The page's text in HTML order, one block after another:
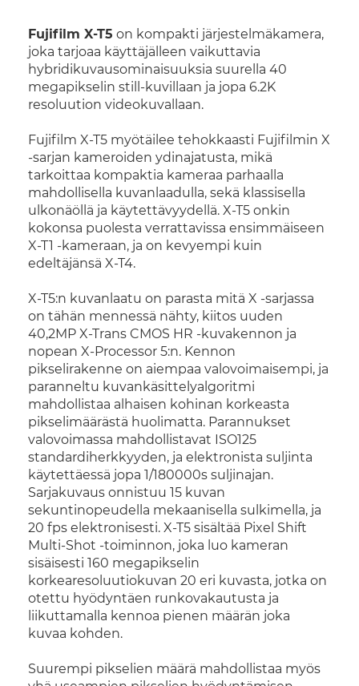
Fujifilm X-T5 on kompakti järjestelmäkamera,
joka tarjoaa käyttäjälleen vaikuttavia
hybridikuvausominaisuuksia suurella 40
megapikselin still-kuvillaan ja jopa 6.2K
resoluution videokuvallaan.
Fujifilm X-T5 myötäilee tehokkaasti Fujifilmin X
-sarjan kameroiden ydinajatusta, mikä
tarkoittaa kompaktia kameraa parhaalla
mahdollisella kuvanlaadulla, sekä klassisella
ulkonäöllä ja käytettävyydellä. X-T5 onkin
kokonsa puolesta verrattavissa ensimmäiseen
X-T1 -kameraan, ja on kevyempi kuin
edeltäjänsä X-T4.
X-T5:n kuvanlaatu on parasta mitä X -sarjassa
on tähän mennessä nähty, kiitos uuden
40,2MP X-Trans CMOS HR -kuvakennon ja
nopean X-Processor 5:n. Kennon
pikselirakenne on aiempaa valovoimaisempi, ja
paranneltu kuvankäsittelyalgoritmi
mahdollistaa alhaisen kohinan korkeasta
pikselimäärästä huolimatta. Parannukset
valovoimassa mahdollistavat ISO125
standardiherkkyyden, ja elektronista suljinta
käytettäessä jopa 1/180000s suljinajan.
Sarjakuvaus onnistuu 15 kuvan
sekuntinopeudella mekaanisella sulkimella, ja
20 fps elektronisesti. X-T5 sisältää Pixel Shift
Multi-Shot -toiminnon, joka luo kameran
sisäisesti 160 megapikselin
korkearesoluutiokuvan 20 eri kuvasta, jotka on
otettu hyödyntäen runkovakautusta ja
liikuttamalla kennoa pienen määrän joka
kuvaa kohden.
Suurempi pikselien määrä mahdollistaa myös